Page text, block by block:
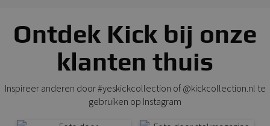
Ontdek Kick bij onze
klanten thuis
Inspireer anderen door #yeskickcollection of @kickcollection.nl te
gebruiken op Instagram